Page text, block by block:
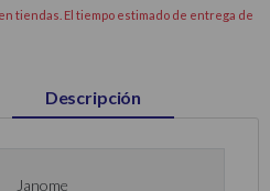
tiendas. El tiempo estimado de entrega de
Descripción
Janome